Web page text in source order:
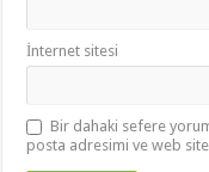
İnternet sitesi
Bir dahaki sefere
posta adresimi ve web